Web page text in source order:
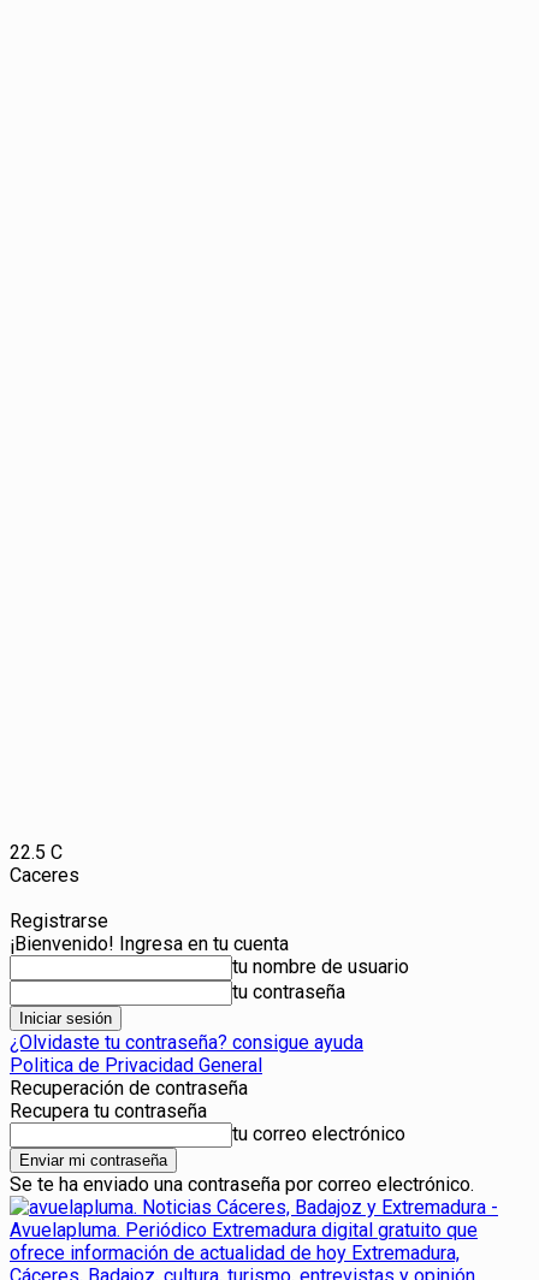
22.5 C
Caceres
Registrarse
¡Bienvenido! Ingresa en tu cuenta
tu nombre de usuario
tu contraseña
¿Olvidaste tu contraseña? consigue ayuda
Politica de Privacidad General
Recuperación de contraseña
Recupera tu contraseña
tu correo electrónico
Se te ha enviado una contraseña por correo electrónico.